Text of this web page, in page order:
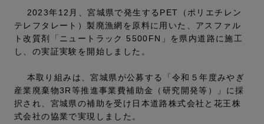
2023年12月、宮城県で発生するPET（ポリエチレン
テレフタレート）製廃漁網を原料に用いた、アスファル
ト改質剤「ニュートラック 5500FN」を県内道路に施工
し、の実証実験を開始しました。
本取り組みは、宮城県が公募する「令和５年度みやぎ
産業廃棄物3R等推進事業費補助金（研究開発等）」に採
択され、宮城県の補助を受け日本道路株式会社と花王株
式会社の協業で実現しました。